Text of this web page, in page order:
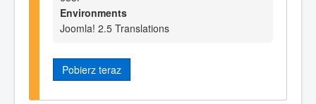
Environments
Joomla! 2.5 Translations
Pobierz teraz